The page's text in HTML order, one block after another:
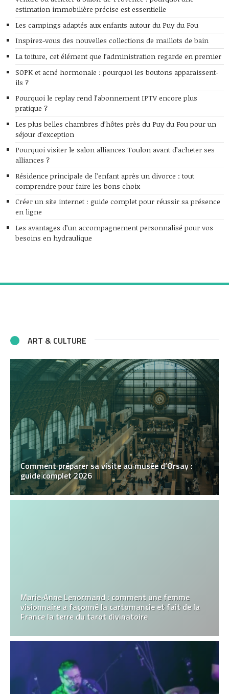
estimation immobilière précise est essentielle
Les campings adaptés aux enfants autour du Puy du Fou
Inspirez-vous des nouvelles collections de maillots de bain
La toiture, cet élément que l’administration regarde en premier
SOPK et acné hormonale : pourquoi les boutons apparaissent-
ils ?
Pourquoi le replay rend l’abonnement IPTV encore plus
pratique ?
Les plus belles chambres d’hôtes près du Puy du Fou pour un
séjour d’exception
Pourquoi visiter le salon alliances Toulon avant d’acheter ses
alliances ?
Résidence principale de l’enfant après un divorce : tout
comprendre pour faire les bons choix
Créer un site internet : guide complet pour réussir sa présence
en ligne
Les avantages d’un accompagnement personnalisé pour vos
besoins en hydraulique
ART & CULTURE
Comment préparer sa visite au musée d’Orsay :
guide complet 2026
Marie‑Anne Lenormand : comment une femme
visionnaire a façonné la cartomancie et fait de la
France la terre du tarot divinatoire